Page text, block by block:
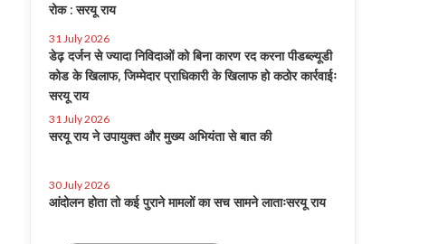
रोक : सरयू राय
31 July 2026
डेढ़ दर्जन से ज्यादा निविदाओं को बिना कारण रद करना पीडब्ल्यूडी
कोड के खिलाफ, जिम्मेदार प्राधिकारी के खिलाफ हो कठोर कार्रवाईः
सरयू राय
31 July 2026
सरयू राय ने उपायुक्त और मुख्य अभियंता से बात की
30 July 2026
आंदोलन होता तो कई पुराने मामलों का सच सामने लाताःसरयू राय